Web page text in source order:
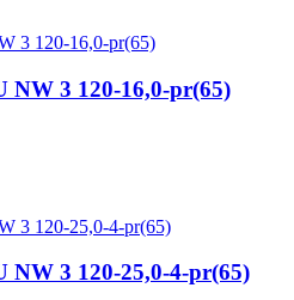
NW 3 120-16,0-pr(65)
NW 3 120-25,0-4-pr(65)